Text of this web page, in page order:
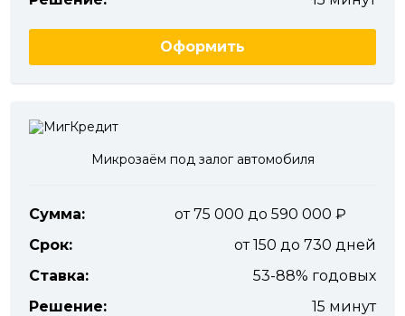
Оформить
Микрозаём под залог автомобиля
Сумма:
от 75 000 до 590 000
Срок:
от 150 до 730 дней
Ставка:
53-88% годовых
Решение:
15 минут